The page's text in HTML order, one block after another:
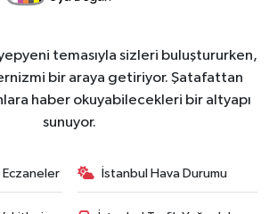
temasıyla sizleri buluştururken,
bir araya getiriyor. Şatafattan
haber okuyabilecekleri bir altyapı
sunuyor.
İstanbul Hava Durumu